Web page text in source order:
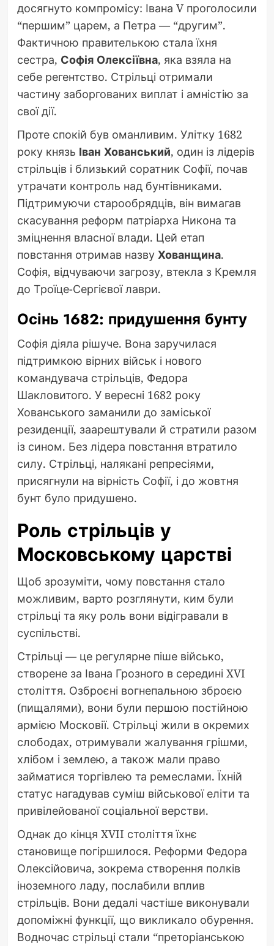
досягнуто компромісу: Івана V проголосили
“першим” царем, а Петра — “другим”.
Фактичною правителькою стала їхня
сестра, Софія Олексіївна, яка взяла на
себе регентство. Стрільці отримали
частину заборгованих виплат і амністію за
свої дії.
Проте спокій був оманливим. Улітку 1682
року князь Іван Хованський, один із лідерів
стрільців і близький соратник Софії, почав
утрачати контроль над бунтівниками.
Підтримуючи старообрядців, він вимагав
скасування реформ патріарха Никона та
зміцнення власної влади. Цей етап
повстання отримав назву Хованщина.
Софія, відчуваючи загрозу, втекла з Кремля
до Троїце-Сергієвої лаври.
Осінь 1682: придушення бунту
Софія діяла рішуче. Вона заручилася
підтримкою вірних військ і нового
командувача стрільців, Федора
Шакловитого. У вересні 1682 року
Хованського заманили до заміської
резиденції, заарештували й стратили разом
із сином. Без лідера повстання втратило
силу. Стрільці, налякані репресіями,
присягнули на вірність Софії, і до жовтня
бунт було придушено.
Роль стрільців у
Московському царстві
Щоб зрозуміти, чому повстання стало
можливим, варто розглянути, ким були
стрільці та яку роль вони відігравали в
суспільстві.
Стрільці — це регулярне піше військо,
створене за Івана Грозного в середині XVI
століття. Озброєні вогнепальною зброєю
(пищалями), вони були першою постійною
армією Московії. Стрільці жили в окремих
слободах, отримували жалування грішми,
хлібом і землею, а також мали право
займатися торгівлею та ремеслами. Їхній
статус нагадував суміш військової еліти та
привілейованої соціальної верстви.
Однак до кінця XVII століття їхнє
становище погіршилося. Реформи Федора
Олексійовича, зокрема створення полків
іноземного ладу, послабили вплив
стрільців. Вони дедалі частіше виконували
допоміжні функції, що викликало обурення.
Водночас стрільці стали “преторіанською